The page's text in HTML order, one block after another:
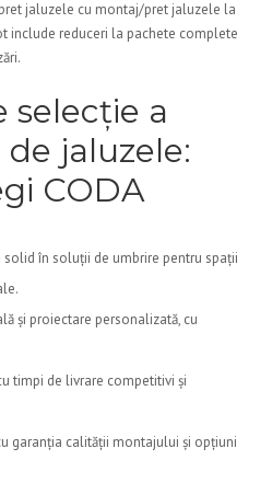
jaluzele cu montaj/pret jaluzele la
include reduceri la pachete complete
selecție a
jaluzele:
CODA
în soluții de umbrire pentru spații
și proiectare personalizată, cu
timpi de livrare competitivi și
garanția calității montajului și opțiuni